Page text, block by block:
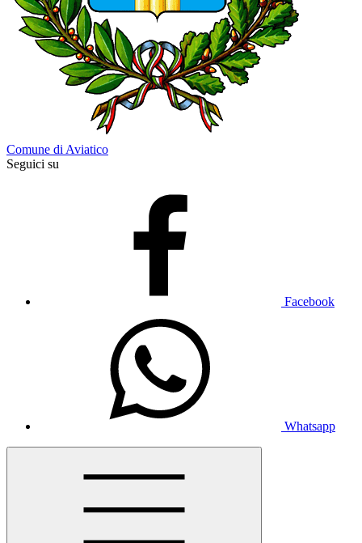
Comune di Aviatico
Seguici su
Facebook
Whatsapp